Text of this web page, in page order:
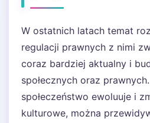
W ostatnich latach temat
regulacji prawnych z nimi
coraz bardziej aktualny i
społecznych oraz
społeczeństwo ewoluuje i
kulturowe, można